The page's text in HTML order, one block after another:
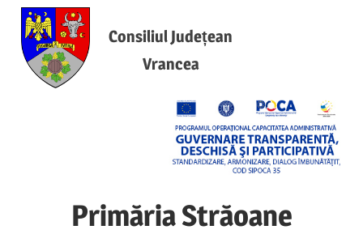
Skip
content
Consiliul Județean
Vrancea
Primăria Străoane